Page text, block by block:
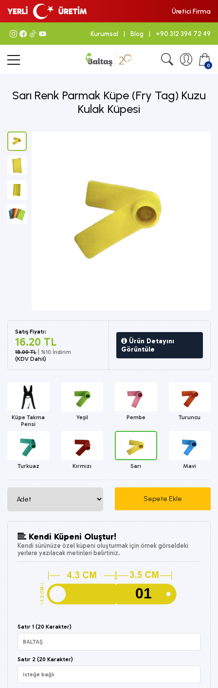
Üretici Firma
Kurumsal | Blog | +90 312 394 72 49
0
Sarı Renk Parmak Küpe (Fry Tag) Kuzu
Kulak Küpesi
Satış Fiyatı:
16.20 TL
18.00 TL | %10 İndirim
(KDV Dahil)
Ürün Detayını
Görüntüle
Küpe Takma
Pensi
Yeşil Pembe Turuncu
Turkuaz Kırmızı Sarı Mavi
Kendi Küpeni Oluştur!
Kendi sürünüze özel küpeni oluşturmak için örnek görseldeki
yerlere yazılacak metinleri belirtiniz.
01
Satır 1 (20 Karakter)
Satır 2 (20 Karakter)